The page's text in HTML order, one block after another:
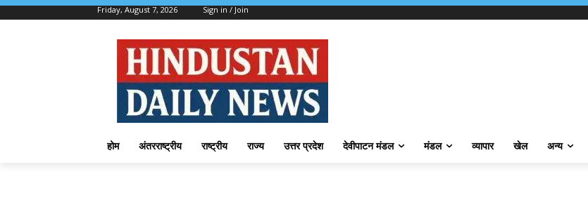
Friday, August 7, 2026 Sign in / Join
होम अंतरराष्ट्रीय राष्ट्रीय राज्य उत्तर प्रदेश देवीपाटन मंडल मंडल व्यापार खेल अन्य